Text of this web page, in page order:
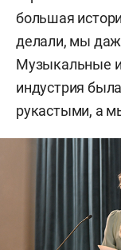
большая
делали, мы
Музыкальные
индустрия
рукастыми, а